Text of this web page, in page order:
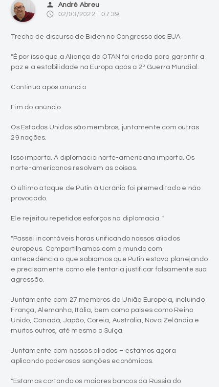
person André Abreu
access_time 02/03/2022 - 07:39
Trecho de discurso de Biden no Congresso dos EUA
"É por isso que a Aliança da OTAN foi criada para garantir a
paz e a estabilidade na Europa após a 2ª Guerra Mundial.
Continua após anúncio
Fim do anúncio
Os Estados Unidos são membros, juntamente com outras
29 nações.
Isso importa. A diplomacia norte-americana importa. Os
norte-americanos resolvem as coisas.
O último ataque de Putin à Ucrânia foi premeditado e não
provocado.
Ele rejeitou repetidos esforços na diplomacia. "
"Passei incontáveis horas unificando nossos aliados
europeus. Compartilhamos com o mundo com
antecedência o que sabíamos que Putin estava planejando
e precisamente como ele tentaria justificar falsamente sua
agressão.
Juntamente com 27 membros da União Europeia, incluindo
França, Alemanha, Itália, bem como países como Reino
Unido, Canadá, Japão, Coreia, Austrália, Nova Zelândia e
muitos outros, até mesmo a Suíça.
Juntamente com nossos aliados – estamos agora
aplicando poderosas sanções econômicas.
"Estamos cortando os maiores bancos da Rússia do